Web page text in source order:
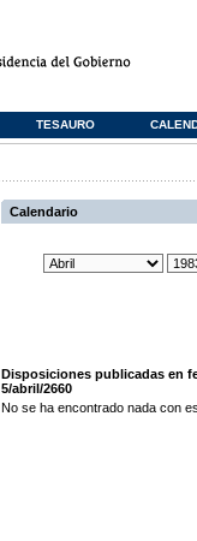
TESAURO
Calendario
Disposiciones publicadas en
5/abril/2660
No se ha encontrado nada con